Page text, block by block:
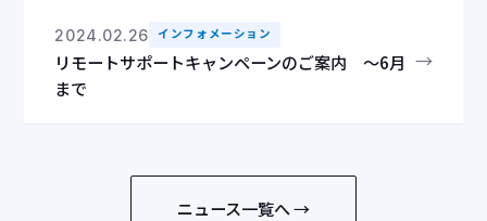
2024.02.26 インフォメーション
リモートサポートキャンペーンのご案内 ～6月
まで
→
ニュース一覧へ →